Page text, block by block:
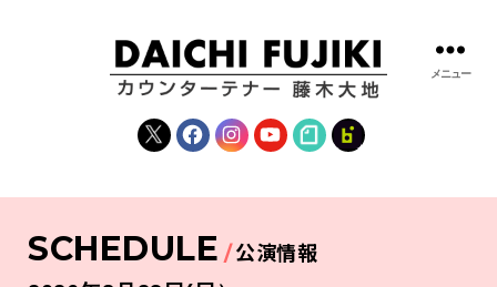
木
大
|
FUJIKI
OFFICIAL
X FacebookInstagramYouTube
note fanclub
メニュー
SCHEDULE
公演情報